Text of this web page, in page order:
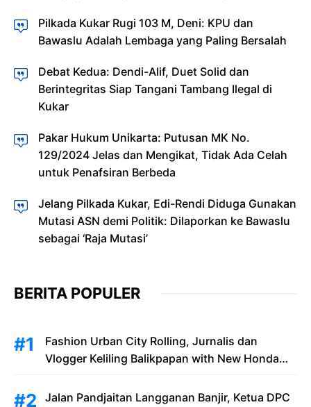
Pilkada Kukar Rugi 103 M, Deni: KPU dan
Bawaslu Adalah Lembaga yang Paling Bersalah
Debat Kedua: Dendi-Alif, Duet Solid dan
Berintegritas Siap Tangani Tambang Ilegal di
Kukar
Pakar Hukum Unikarta: Putusan MK No.
129/2024 Jelas dan Mengikat, Tidak Ada Celah
untuk Penafsiran Berbeda
Jelang Pilkada Kukar, Edi-Rendi Diduga Gunakan
Mutasi ASN demi Politik: Dilaporkan ke Bawaslu
sebagai ‘Raja Mutasi’
BERITA POPULER
Fashion Urban City Rolling, Jurnalis dan
Vlogger Keliling Balikpapan with New Honda
Jalan Pandjaitan Langganan Banjir, Ketua DPC